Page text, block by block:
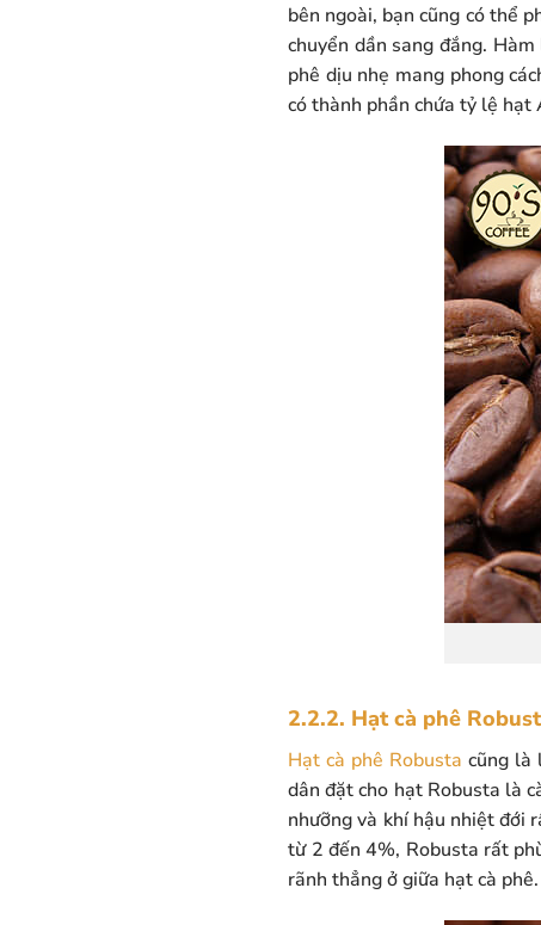
bên ngoài, bạn cũng có thể
chuyển dần sang đắng.
phê dịu nhẹ mang phong
có thành phần chứa tỷ lệ hạt
2.2.2. Hạt cà phê
Hạt cà phê Robusta cũng là
dân đặt cho hạt Robusta là
nhưỡng và khí hậu nhiệt đới
từ 2 đến 4%, Robusta rất
rãnh thẳng ở giữa hạt cà phê.